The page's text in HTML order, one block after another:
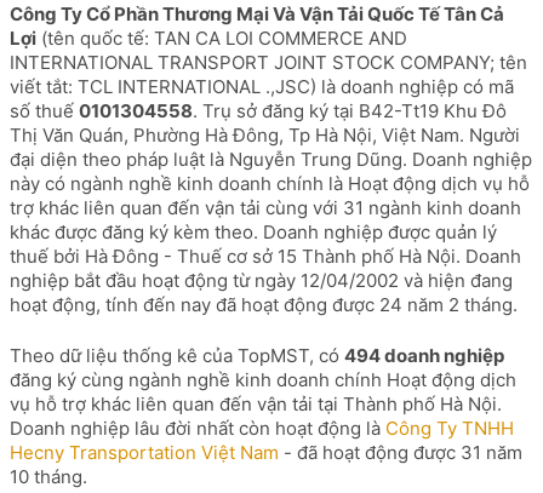
diện
hoặc
mã
số
thuế
...
Công Ty Cổ Phần Thương Mại Và Vận Tải Quốc Tế Tân Cả
Lợi (tên quốc tế: TAN CA LOI COMMERCE AND
INTERNATIONAL TRANSPORT JOINT STOCK COMPANY; tên
viết tắt: TCL INTERNATIONAL .,JSC) là doanh nghiệp có mã
số thuế 0101304558. Trụ sở đăng ký tại B42-Tt19 Khu Đô
Thị Văn Quán, Phường Hà Đông, Tp Hà Nội, Việt Nam. Người
đại diện theo pháp luật là Nguyễn Trung Dũng. Doanh nghiệp
này có ngành nghề kinh doanh chính là Hoạt động dịch vụ hỗ
trợ khác liên quan đến vận tải cùng với 31 ngành kinh doanh
khác được đăng ký kèm theo. Doanh nghiệp được quản lý
thuế bởi Hà Đông - Thuế cơ sở 15 Thành phố Hà Nội. Doanh
nghiệp bắt đầu hoạt động từ ngày 12/04/2002 và hiện đang
hoạt động, tính đến nay đã hoạt động được 24 năm 2 tháng.
Theo dữ liệu thống kê của TopMST, có 494 doanh nghiệp
đăng ký cùng ngành nghề kinh doanh chính Hoạt động dịch
vụ hỗ trợ khác liên quan đến vận tải tại Thành phố Hà Nội.
Doanh nghiệp lâu đời nhất còn hoạt động là Công Ty TNHH
Hecny Transportation Việt Nam - đã hoạt động được 31 năm
10 tháng.